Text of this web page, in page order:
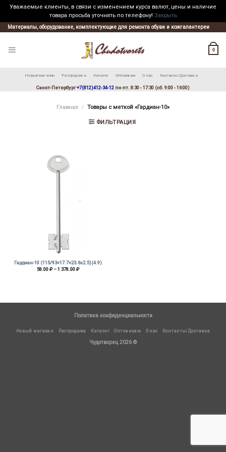
Уважаемые клиенты, в связи с изменением курса валют, цены и наличие
товара просьба уточнять по телефону! Закрыть
Skip
to
Материалы, оборудование, комплектующие для ремонта обуви и кожгалантереи
0
Новый магазин Распродажа Каталог Оптовикам О нас Контакты/Доставка
Санкт-Петербург+7(812)412-34-12 пн-пт. 8:30 - 17:30 (сб. 9:00 - 16:00)
Главная / Товары с меткой «Гардиан-10»
ФИЛЬТРАЦИЯ
Гардиан-10 (115/93×17.7×23.6х2.5)(4.9)
58.00₽ – 1 378.00₽Диапазон
Политика конфиденциальности
Новый магазин Распродажа Каталог Оптовикам О нас Контакты/Доставка
Чудотворец 2026 ©